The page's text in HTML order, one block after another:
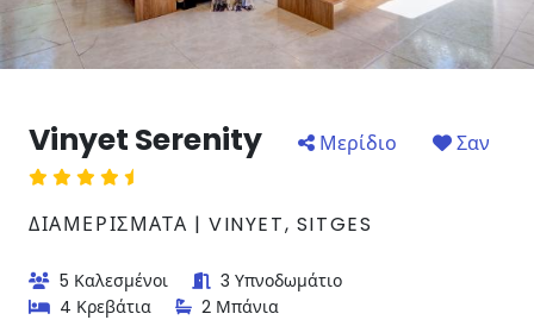
Vinyet Serenity Μερίδιο Σαν
ΔΙΑΜΕΡΊΣΜΑΤΑ | VINYET, SITGES
5 Καλεσμένοι
3 Υπνοδωμάτιο
4 Κρεβάτια
2 Μπάνια